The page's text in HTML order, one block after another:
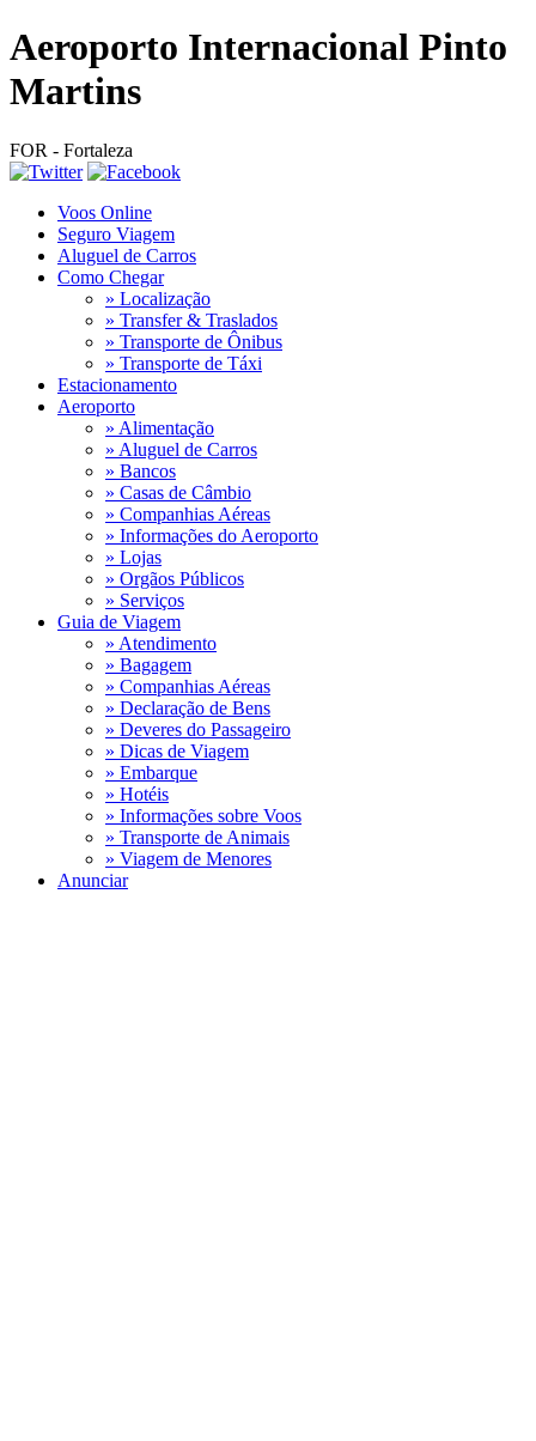
Aeroporto Internacional Pinto
Martins
FOR - Fortaleza
Voos Online
Seguro Viagem
Aluguel de Carros
Como Chegar
» Localização
» Transfer & Traslados
» Transporte de Ônibus
» Transporte de Táxi
Estacionamento
Aeroporto
» Alimentação
» Aluguel de Carros
» Bancos
» Casas de Câmbio
» Companhias Aéreas
» Informações do Aeroporto
» Lojas
» Orgãos Públicos
» Serviços
Guia de Viagem
» Atendimento
» Bagagem
» Companhias Aéreas
» Declaração de Bens
» Deveres do Passageiro
» Dicas de Viagem
» Embarque
» Hotéis
» Informações sobre Voos
» Transporte de Animais
» Viagem de Menores
Anunciar